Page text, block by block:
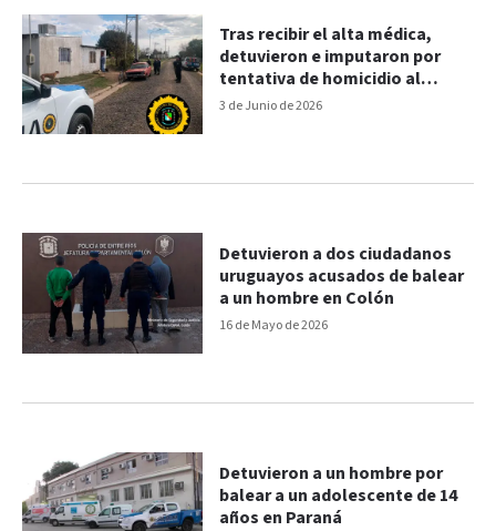
3 de Junio de 2026
Tras recibir el alta médica,
detuvieron e imputaron por
tentativa de homicidio al
hombre que hirió a un
16 de Mayo de 2026
Detuvieron a dos ciudadanos
uruguayos acusados de balear
a un hombre en Colón
Detuvieron a un hombre por
balear a un adolescente de 14
años en Paraná